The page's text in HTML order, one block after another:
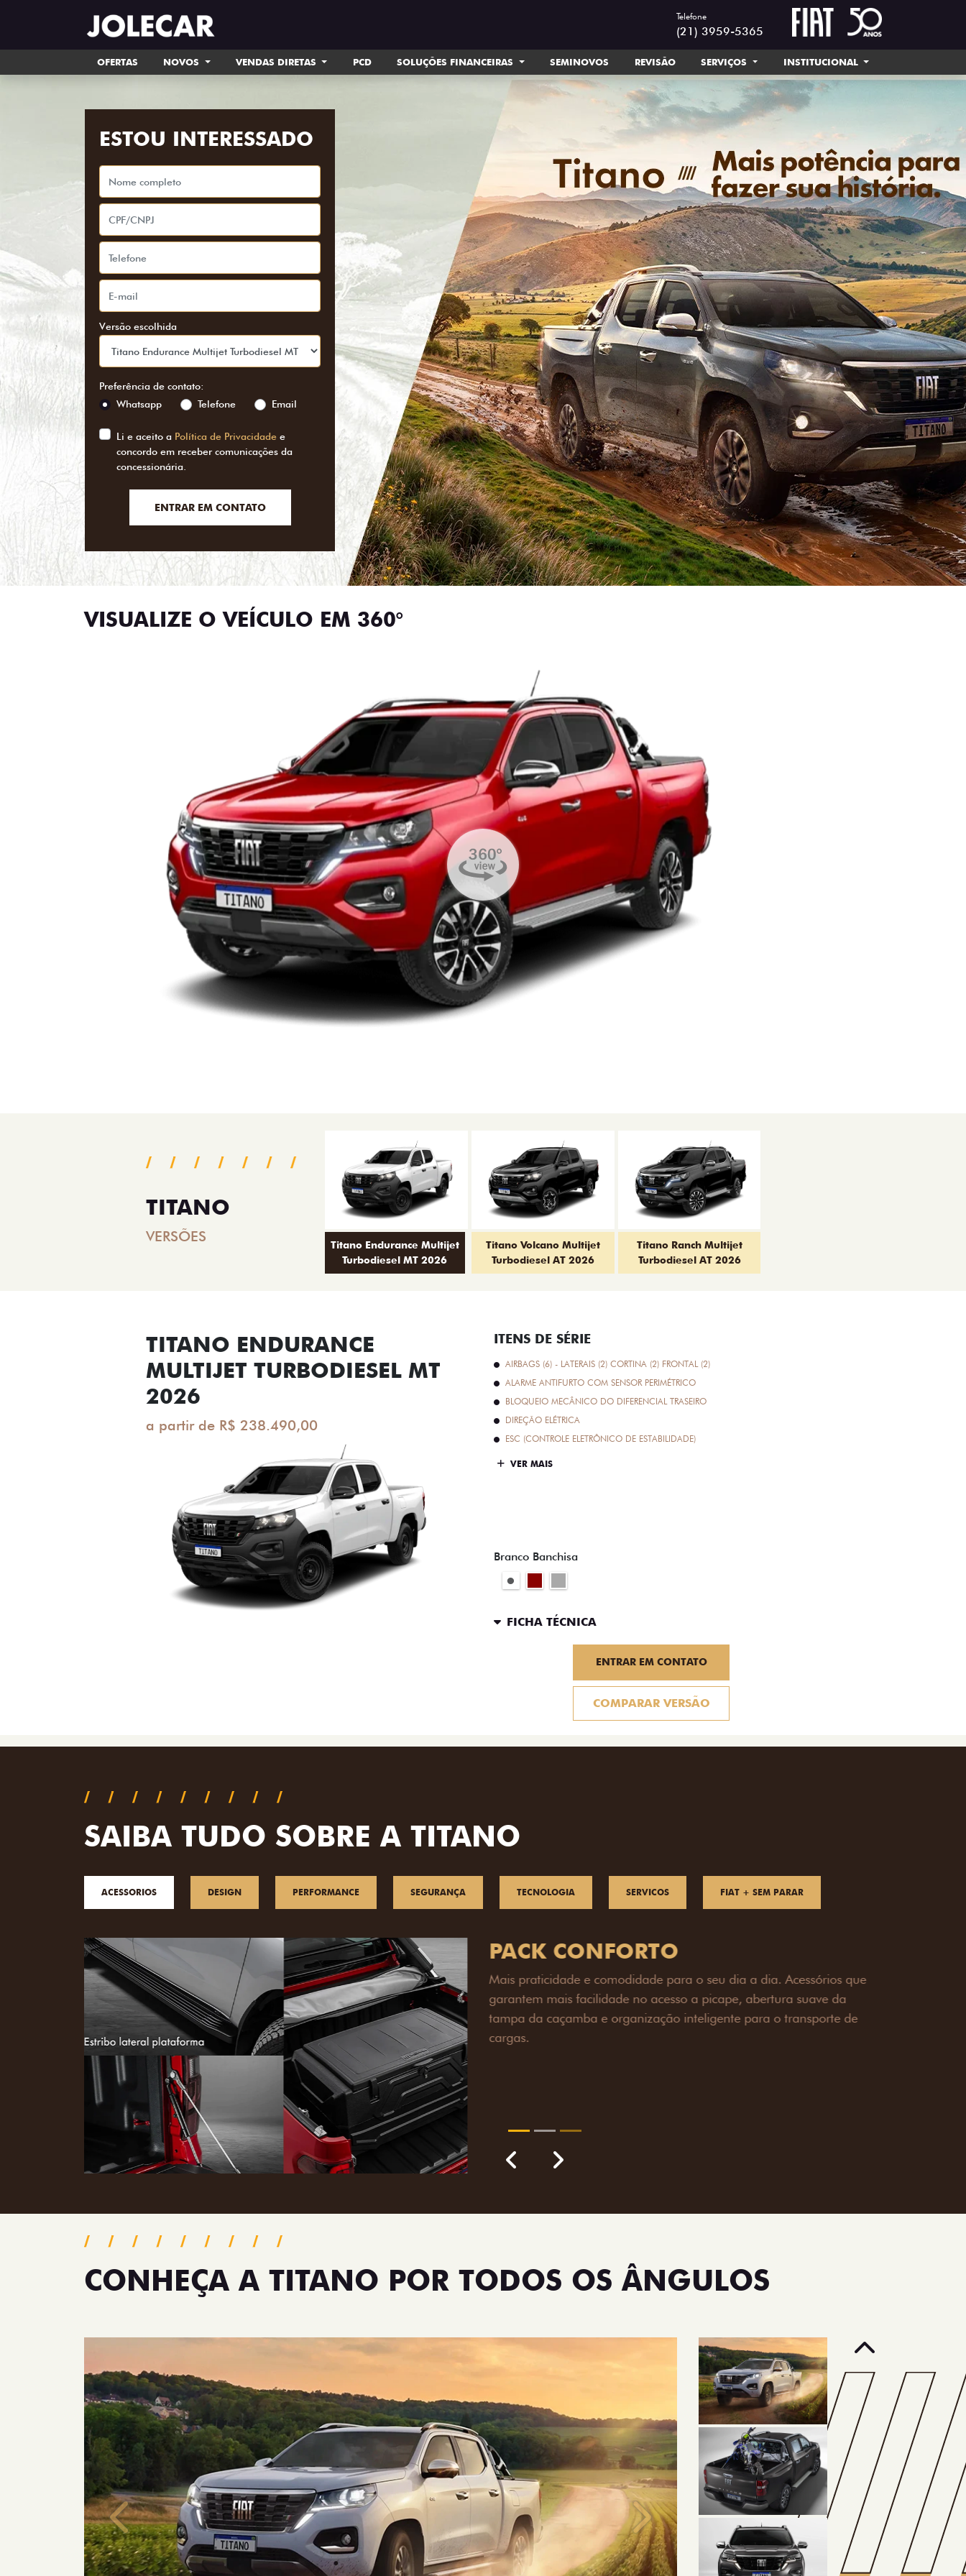
Telefone
(21) 3959-5365
OFERTAS NOVOS VENDAS DIRETAS PCD SOLUÇÕES FINANCEIRAS SEMINOVOS REVISÃO SERVIÇOS INSTITUCIONAL
ESTOU INTERESSADO
Versão escolhida
Preferência de contato:
Whatsapp
Telefone Email
Li e aceito a Política de Privacidade e
concordo em receber comunicações da
concessionária.
ENTRAR EM CONTATO
VISUALIZE O VEÍCULO EM 360°
TITANO
VERSÕES
Titano Endurance Multijet
Turbodiesel MT 2026
Titano Volcano Multijet
Turbodiesel AT 2026
Titano Ranch Multijet
Turbodiesel AT 2026
TITANO ENDURANCE
MULTIJET TURBODIESEL MT
2026
a partir de R$ 238.490,00
ITENS DE SÉRIE
AIRBAGS (6) - LATERAIS (2) CORTINA (2) FRONTAL (2)
ALARME ANTIFURTO COM SENSOR PERIMÉTRICO
BLOQUEIO MECÂNICO DO DIFERENCIAL TRASEIRO
DIREÇÃO ELÉTRICA
ESC (CONTROLE ELETRÔNICO DE ESTABILIDADE)
VER MAIS
Branco Banchisa
FICHA TÉCNICA
ENTRAR EM CONTATO
COMPARAR VERSÃO
SAIBA TUDO SOBRE A TITANO
ACESSORIOS DESIGN PERFORMANCE SEGURANÇA TECNOLOGIA SERVICOS FIAT + SEM PARAR
PACK OFF-ROAD
Prepare sua picape para qualquer desafio. O Pack off-road combina
engate de reboque para até 3,5 toneladas, alargadores de para-
lamas e overbumper, oferecendo mais capacidade de reboque,
proteção extra para a carroceria e um visual ainda mais imponente
PreviousNext
CONHEÇA A TITANO POR TODOS OS ÂNGULOS
Anterior Próximo
Anterior